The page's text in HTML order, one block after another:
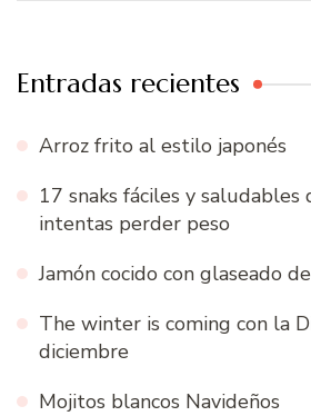
Entradas recientes
Arroz frito al estilo japonés
17 snaks fáciles y
intentas perder peso
Jamón cocido con glaseado
The winter is coming con la
diciembre
Mojitos blancos Navideños